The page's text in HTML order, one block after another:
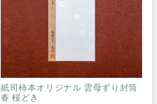
紙司柿本オリジナル 雲母ずり封筒
春 桜どき